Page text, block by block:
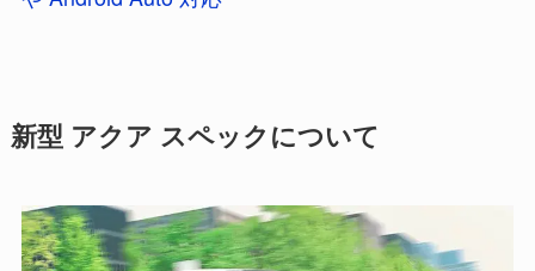
新型 アクア スペックについて